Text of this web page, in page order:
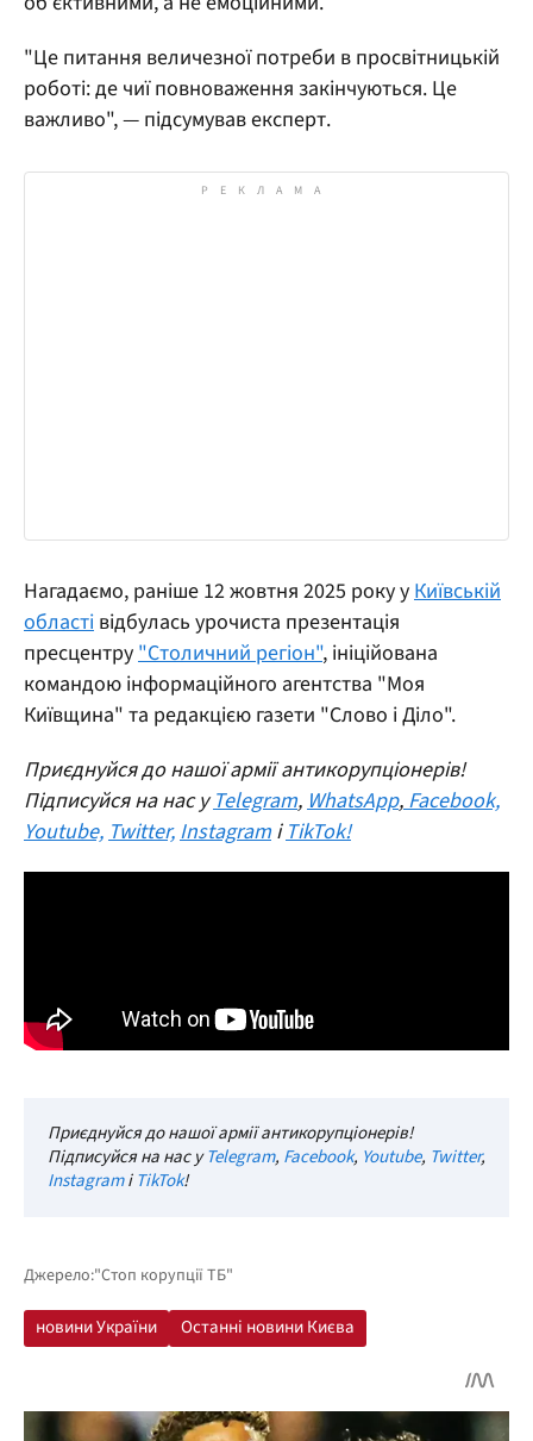
"Це питання величезної потреби в просвітницькій
роботі: де чиї повноваження закінчуються. Це
важливо", — підсумував експерт.
Нагадаємо, раніше 12 жовтня 2025 року у Київській
області відбулась урочиста презентація
пресцентру "Столичний регіон", ініційована
командою інформаційного агентства "Моя
Київщина" та редакцією газети "Слово і Діло".
Приєднуйся до нашої армії антикорупціонерів!
Підписуйся на нас уTelegram, WhatsApp, Facebook,
Youtube, Twitter, Instagram і TikTok!
Приєднуйся до нашої армії антикорупціонерів!
Підписуйся на нас уTelegram, Facebook, Youtube, Twitter,
InstagramіTikTok!
Джерело:"Стоп корупції ТБ"
новини України Останні новини Києва